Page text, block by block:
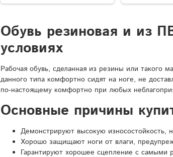
Обувь резиновая и из
условиях
Рабочая обувь, сделанная из резины или такого
данного типа комфортно сидят на ноге, не
по-настоящему комфортно при любых
Основные причины
Демонстрируют высокую износостойкость,
Хорошо защищают ноги от влаги,
Гарантируют хорошее сцепление с самыми